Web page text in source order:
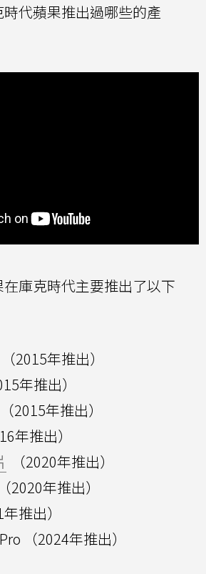
代蘋果推出過哪些的產
庫克時代主要推出了以下
2015年推出）
年推出）
2015年推出）
年推出）
（2020年推出）
2020年推出）
推出）
（2024年推出）